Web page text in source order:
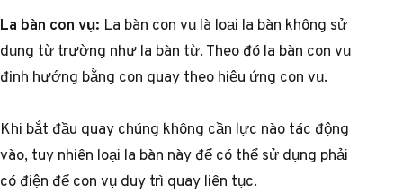
La bàn con vụ: La bàn con vụ là loại la bàn không sử
dụng từ trường như la bàn từ. Theo đó la bàn con vụ
định hướng bằng con quay theo hiệu ứng con vụ.
Khi bắt đầu quay chúng không cần lực nào tác động
vào, tuy nhiên loại la bàn này để có thể sử dụng phải
có điện để con vụ duy trì quay liên tục.